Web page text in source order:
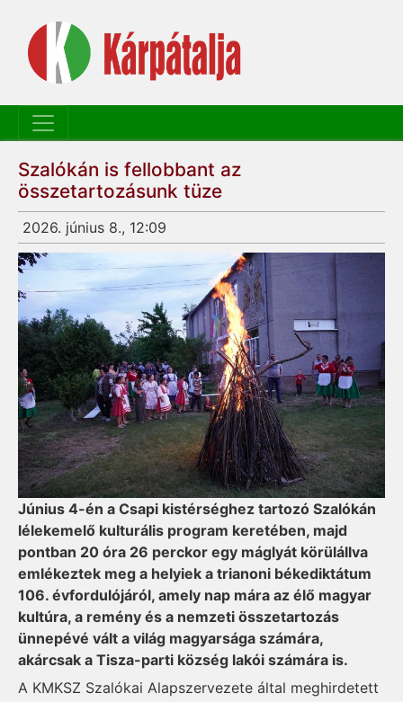
Szalókán is fellobbant az
összetartozásunk tüze
2026. június 8., 12:09
Június 4-én a Csapi kistérséghez tartozó Szalókán
lélekemelő kulturális program keretében, majd
pontban 20 óra 26 perckor egy máglyát körülállva
emlékeztek meg a helyiek a trianoni békediktátum
106. évfordulójáról, amely nap mára az élő magyar
kultúra, a remény és a nemzeti összetartozás
ünnepévé vált a világ magyarsága számára,
akárcsak a Tisza-parti község lakói számára is.
A KMKSZ Szalókai Alapszervezete által meghirdetett